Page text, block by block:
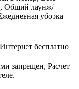
Общий лаунж/
уборка
бесплатно
запрещен, Расчет